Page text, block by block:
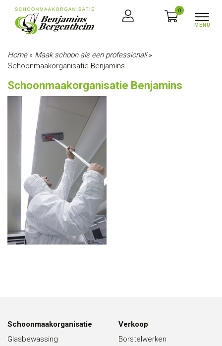
0
Home» Maak schoon als een professional!»
Schoonmaakorganisatie Benjamins
Schoonmaakorganisatie Benjamins
Schoonmaakorganisatie
Glasbewassing
Verkoop
Borstelwerken